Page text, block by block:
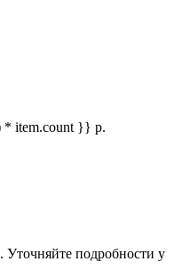
* item.count }} р.
Уточняйте подробности у